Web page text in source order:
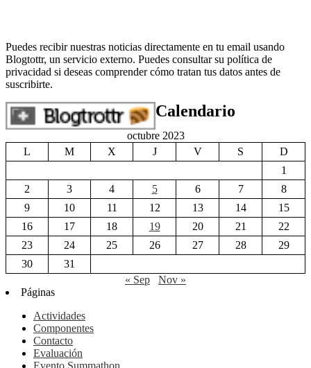
octubre 2023
L
M X J V S
D
1
2
3 4 5 6 7
8
9
10 11 12 13 14
15
16
17 18 19 20 21
22
23
24 25 26 27 28
29
30
31
« Sep
Nov »
Páginas
Actividades
Componentes
Contacto
Evaluación